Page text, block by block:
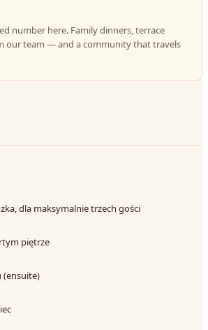
number here. Family dinners, terrace
our team — and a community that travels
dla maksymalnie trzech gości
piętrze
(ensuite)